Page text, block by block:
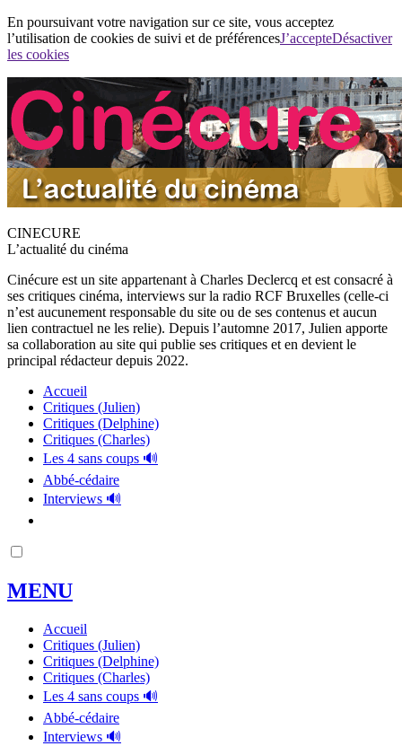
En poursuivant votre navigation sur ce site, vous acceptez
l’utilisation de cookies de suivi et de préférencesJ’accepteDésactiver
les cookies
CINECURE
L’actualité du cinéma
Cinécure est un site appartenant à Charles Declercq et est consacré à
ses critiques cinéma, interviews sur la radio RCF Bruxelles (celle-ci
n’est aucunement responsable du site ou de ses contenus et aucun
lien contractuel ne les relie). Depuis l’automne 2017, Julien apporte
sa collaboration au site qui publie ses critiques et en devient le
principal rédacteur depuis 2022.
Accueil
Critiques (Julien)
Critiques (Delphine)
Critiques (Charles)
Les 4 sans coups 🔊
Abbé-cédaire
Interviews 🔊
MENU
Accueil
Critiques (Julien)
Critiques (Delphine)
Critiques (Charles)
Les 4 sans coups 🔊
Abbé-cédaire
Interviews 🔊